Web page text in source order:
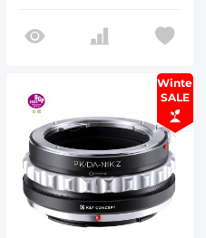
Winter
SALE